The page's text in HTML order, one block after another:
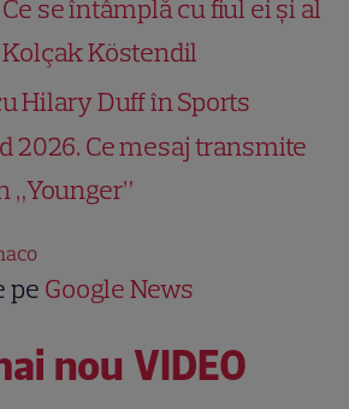
se întâmplă cu fiul ei și al
Köstendil
Hilary Duff în Sports
2026. Ce mesaj transmite
„Younger”
pe Google News
nou VIDEO